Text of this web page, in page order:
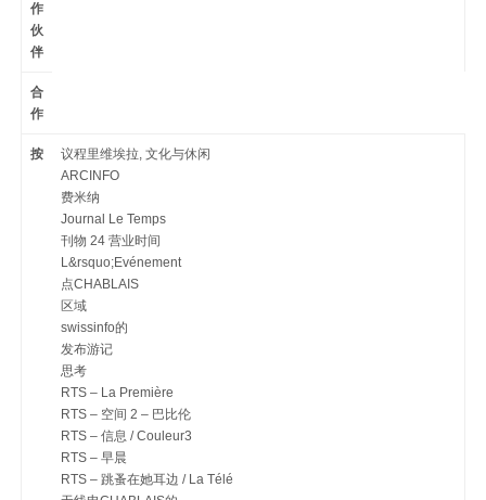
作
伙
伴
合
作
按
议程里维埃​​拉, 文化与休闲
ARCINFO
费米纳
Journal Le Temps
刊物 24 营业时间
L&rsquo;Evénement
点CHABLAIS
区域
swissinfo的
发布游记
思考
RTS – La Première
RTS – 空间 2 – 巴比伦
RTS – 信息 / Couleur3
RTS – 早晨
RTS – 跳蚤在她耳边 / La Télé